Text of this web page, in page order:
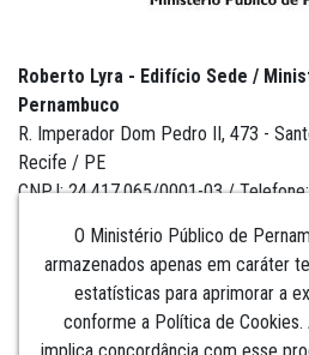
O Ministério Público de
armazenados apenas em caráter
estatísticas para aprimorar a
conforme a Política de Cookies.
Roberto Lyra - Edifício Sede /
Pernambuco
R. Imperador Dom Pedro II, 473 -
Recife / PE
CNPJ: 24.417.065/0001-03 /
Institucional